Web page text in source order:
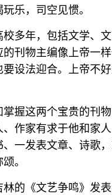
乐，司空见惯。
年，包括文学、文
的刊物主编像上帝一
要设法迎合。上帝不
这两个宝贵的刊物
、作家有求于他和家
、一发表文章、诗歌
。
《文艺争鸣》发表